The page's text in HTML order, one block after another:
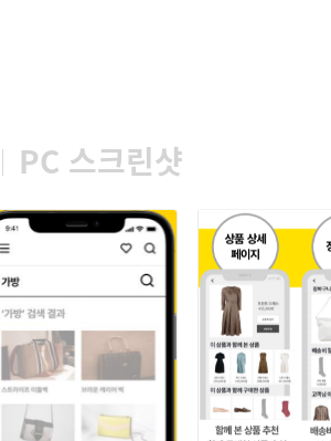
PC 스크린샷